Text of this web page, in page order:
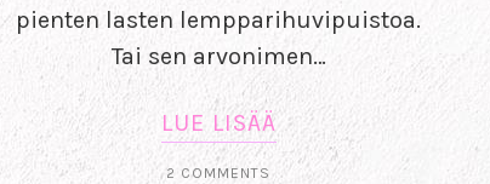
pienten lasten lempparihuvipuistoa.
Tai sen arvonimen…
LUE LISÄÄ
2 COMMENTS